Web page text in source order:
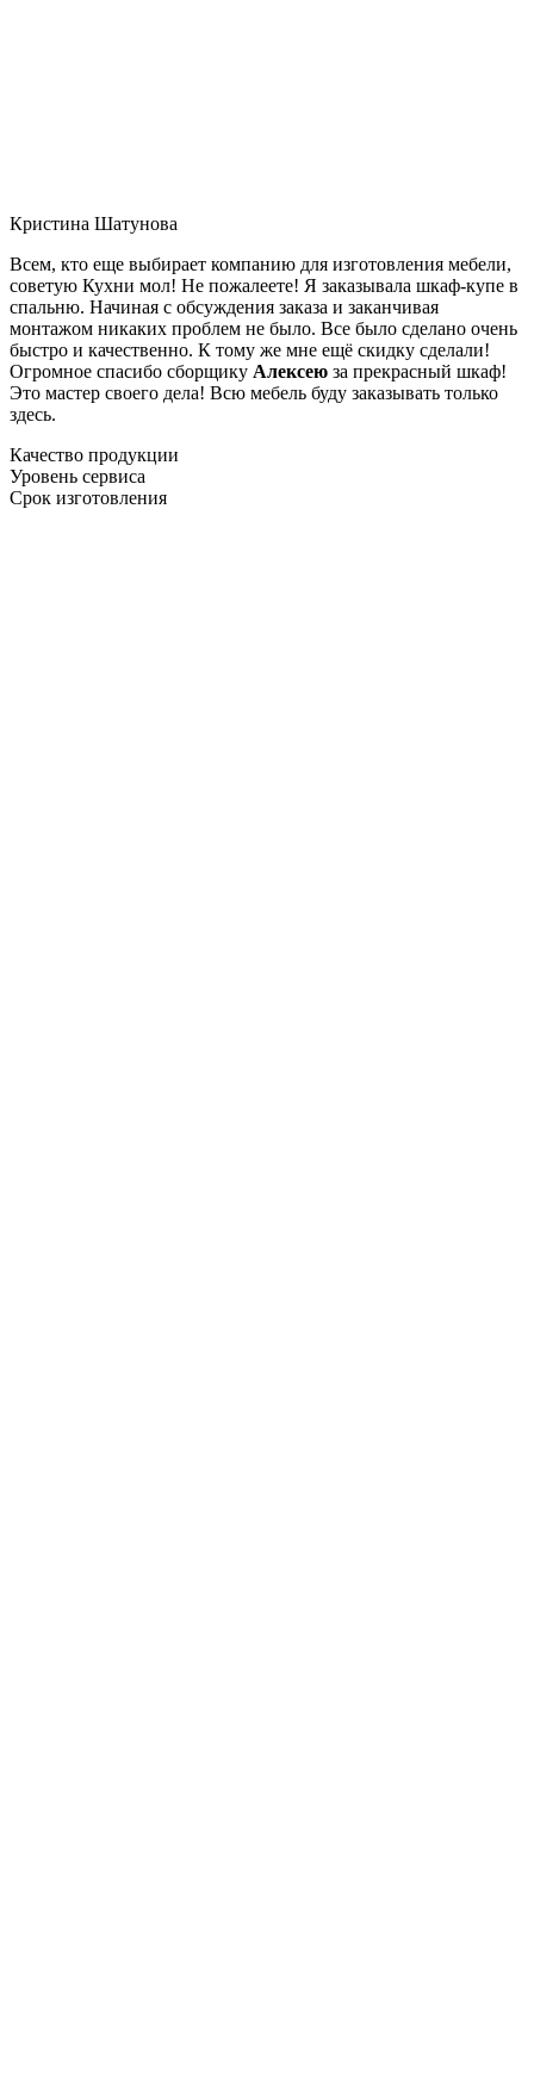
Кристина Шатунова
Всем, кто еще выбирает компанию для изготовления мебели,
советую Кухни мол! Не пожалеете! Я заказывала шкаф-купе в
спальню. Начиная с обсуждения заказа и заканчивая
монтажом никаких проблем не было. Все было сделано очень
быстро и качественно. К тому же мне ещё скидку сделали!
Огромное спасибо сборщику Алексею за прекрасный шкаф!
Это мастер своего дела! Всю мебель буду заказывать только
здесь.
Качество продукции
Уровень сервиса
Срок изготовления